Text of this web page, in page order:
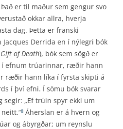
er til maður sem gengur svo
okkar allra, hverja
dag. Þetta er franski
Derrida en í nýlegri bók
Gift of Death), bók sem sögð er
í efnum trúarinnar, ræðir hann
ræðir hann líka í fyrsta skipti á
í því efni. Í sömu bók svarar
„Ef trúin spyr ekki um
8 Áherslan er á hvern og
og ábyrgðar; um reynslu